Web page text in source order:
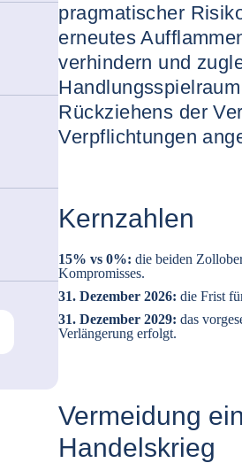
pragmatischer
erneutes
verhindern und
Rückziehens der
Verpflichtungen
Kernzahlen
15% vs 0%:die beiden
Kompromisses.
31. Dezember 2026:die Frist
31. Dezember 2029:das
Verlängerung erfolgt.
Vermeidung
Handelskrieg